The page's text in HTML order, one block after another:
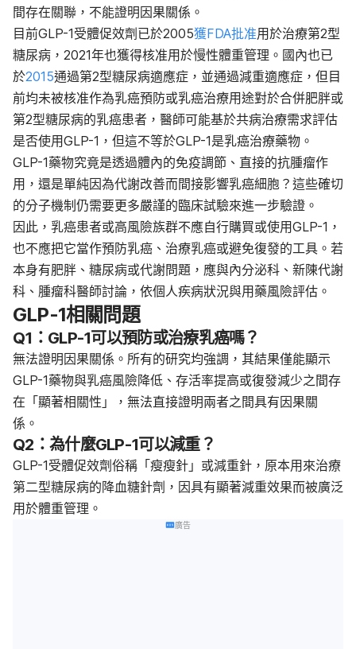
間存在關聯，不能證明因果關係。
目前GLP-1受體促效劑已於2005獲FDA批准用於治療第2型
糖尿病， 2021年也獲得核准用於慢性體重管理。 國內也已
於2015通過第2型糖尿病適應症，並通過減重適應症， 但目
前均未被核准作為乳癌預防或乳癌治療用途對於合併肥胖或
第2型糖尿病的乳癌患者，醫師可能基於共病治療需求評估
是否使用GLP-1，但這不等於GLP-1是乳癌治療藥物。
GLP-1藥物究竟是透過體內的免疫調節、直接的抗腫瘤作
用，還是單純因為代謝改善而間接影響乳癌細胞？這些確切
的分子機制仍需要更多嚴謹的臨床試驗來進一步驗證。
因此，乳癌患者或高風險族群不應自行購買或使用GLP-1，
也不應把它當作預防乳癌、治療乳癌或避免復發的工具。若
本身有肥胖、糖尿病或代謝問題，應與內分泌科、新陳代謝
科、腫瘤科醫師討論，依個人疾病狀況與用藥風險評估。
GLP-1相關問題
Q1：GLP-1可以預防或治療乳癌嗎？
無法證明因果關係。所有的研究均強調，其結果僅能顯示
GLP-1藥物與乳癌風險降低、存活率提高或復發減少之間存
在「顯著相關性」，無法直接證明兩者之間具有因果關
係。
Q2：為什麼GLP-1可以減重？
GLP-1受體促效劑俗稱 「瘦瘦針」或減重針， 原本用來治療
第二型糖尿病的降血糖針劑，因具有顯著減重效果而被廣泛
用於體重管理。
廣告